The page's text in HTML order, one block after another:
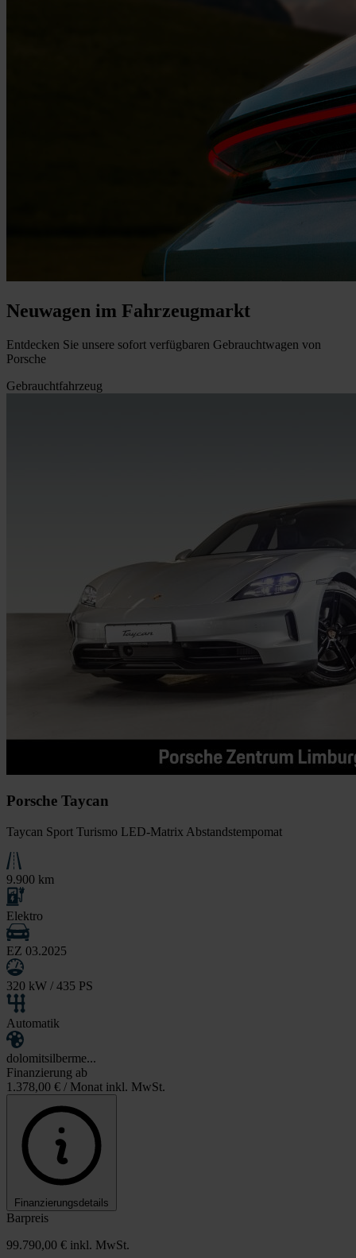
Neuwagen im Fahrzeugmarkt
Entdecken Sie unsere sofort verfügbaren Gebrauchtwagen von
Porsche
Gebrauchtfahrzeug
Porsche Taycan
Taycan Sport Turismo LED-Matrix Abstandstempomat
9.900 km
Elektro
EZ 03.2025
320 kW / 435 PS
Automatik
dolomitsilberme...
Finanzierung ab
1.378,00 € / Monat inkl. MwSt.
Finanzierungsdetails
Barpreis
99.790,00 € inkl. MwSt.